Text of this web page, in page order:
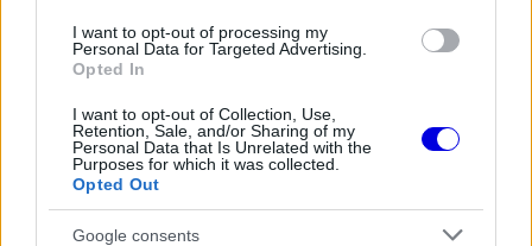
I want to opt-out of processing my
Personal Data for Targeted Advertising.
Opted In
I want to opt-out of Collection, Use,
Retention, Sale, and/or Sharing of my
Personal Data that Is Unrelated with the
Purposes for which it was collected.
Opted Out
Google consents
nyerteseként lehetőséget kapott, hogy Európában
bizonyítson, és szinte azonnal felhívta magára a
figyelmet. Már 1959-ben megnyerte az Egyesült
Államok Nagydíját, amellyel akkoriban a Forma–1
történetének legfiatalabb futamgyőztese lett.